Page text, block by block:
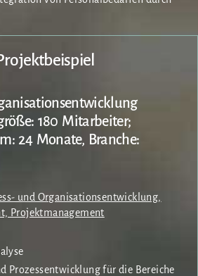
180 Mitarbeiter;
24 Monate, Branche:
und Organisationsentwicklung,
Projektmanagement
Prozessentwicklung für die Bereiche